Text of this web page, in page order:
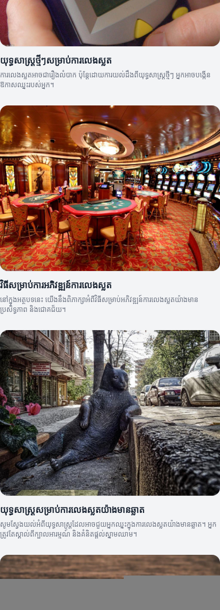
យុទ្ធសាស្ត្រថ្មីៗសម្រាប់ការលេងស្លត
ការលេងស្លតអាចជារឿងលំបាក ប៉ុន្តែដោយការយល់ដឹងពីយុទ្ធសាស្ត្រថ្មីៗ អ្នកអាចបង្កើន
ឱកាសឈ្នះរបស់អ្នក។
វិធីសម្រាប់ការអភិវឌ្ឍន៍ការលេងស្លត
នៅក្នុងអត្ថបទនេះ យើងនឹងពិភាក្សាអំពីវិធីសម្រាប់អភិវឌ្ឍន៍ការលេងស្លតយ៉ាងមាន
ប្រសិទ្ធភាព និងជោគជ័យ។
យុទ្ធសាស្ត្រសម្រាប់ការលេងស្លតយ៉ាងមានឆ្លាត
សូមស្វែងយល់អំពីយុទ្ធសាស្ត្រដែលអាចជួយអ្នកឈ្នះក្នុងការលេងស្លតយ៉ាងមានឆ្លាត។ អ្នក
ត្រូវតែស្គាល់ពីក្បាលអារម្មណ៍ និងគំនិតផ្តល់ស្នាមឈាម។